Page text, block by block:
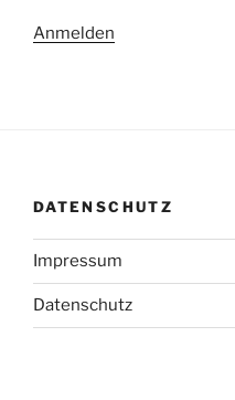
Anmelden
DATENSCHUTZ
Impressum
Datenschutz